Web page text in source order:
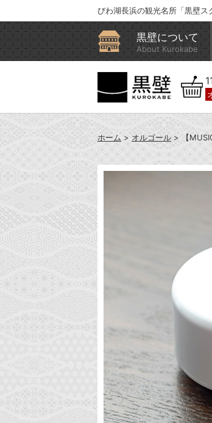
びわ湖長浜の観光名所「黒壁ス
黒壁について
About Kurokabe
ホーム > オルゴール > 【